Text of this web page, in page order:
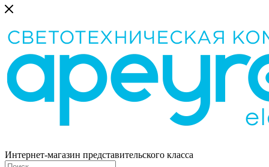
Интернет-магазин представительского класса